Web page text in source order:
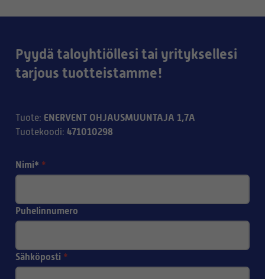
Pyydä taloyhtiöllesi tai yrityksellesi
tarjous tuotteistamme!
Tuote: ENERVENT OHJAUSMUUNTAJA 1,7A
Tuotekoodi: 471010298
Nimi* *
Puhelinnumero
Sähköposti *